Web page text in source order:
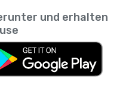
und erhalten